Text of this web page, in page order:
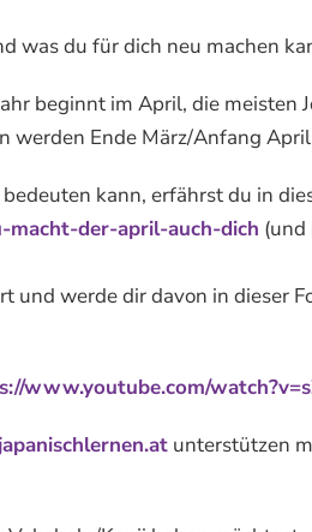
was du für dich neu machen
beginnt im April, die meisten
werden Ende März/Anfang
kann, erfährst du in
macht-der-april-auch-dich (und
und werde dir davon in dieser
www.youtube.com/
japanischlernen.at unterstützen